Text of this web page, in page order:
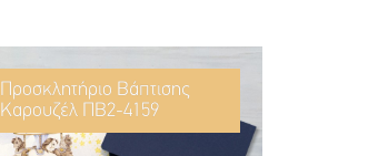
Προσκλητήριο Βάπτισης
Καρουζέλ ΠΒ2-4159